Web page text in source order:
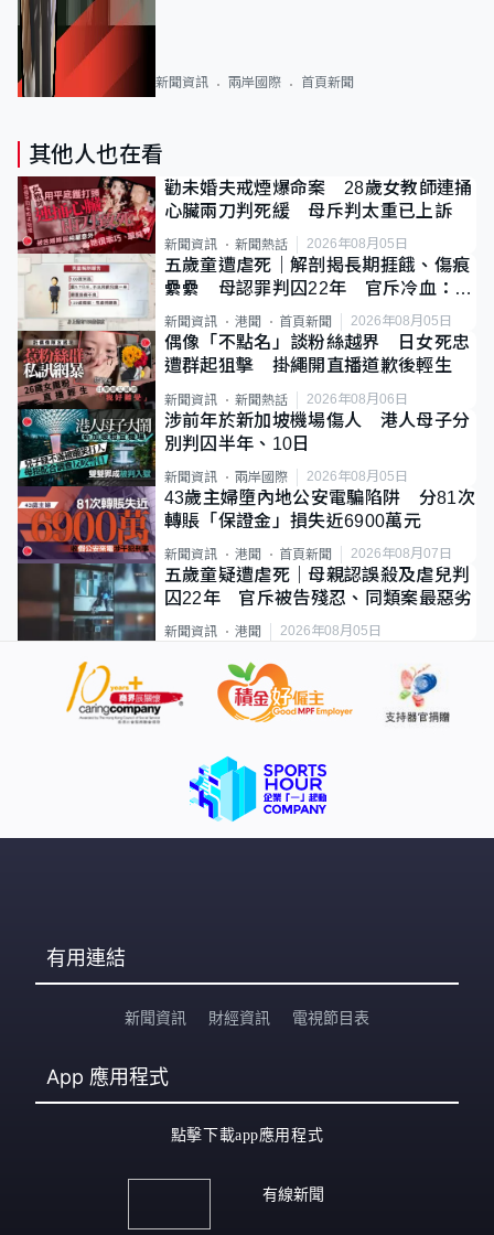
新聞資訊 兩岸國際 首頁新聞
其他人也在看
勸未婚夫戒煙爆命案 28歲女教師連捅
心臟兩刀判死緩 母斥判太重已上訴
新聞資訊 新聞熱話 2026年08月05日
五歲童遭虐死｜解剖揭長期捱餓、傷痕
纍纍 母認罪判囚22年 官斥冷血：同
類案最惡劣
新聞資訊 港聞 首頁新聞 2026年08月05日
偶像「不點名」談粉絲越界 日女死忠
遭群起狙擊 掛繩開直播道歉後輕生
新聞資訊 新聞熱話 2026年08月06日
涉前年於新加坡機場傷人 港人母子分
別判囚半年、10日
新聞資訊 兩岸國際 2026年08月05日
43歲主婦墮內地公安電騙陷阱 分81次
轉賬「保證金」損失近6900萬元
新聞資訊 港聞 首頁新聞 2026年08月07日
五歲童疑遭虐死｜母親認誤殺及虐兒判
囚22年 官斥被告殘忍、同類案最惡劣
新聞資訊 港聞 2026年08月05日
有用連結
新聞資訊 財經資訊 電視節目表
App 應用程式
點擊下載app應用程式
有線新聞